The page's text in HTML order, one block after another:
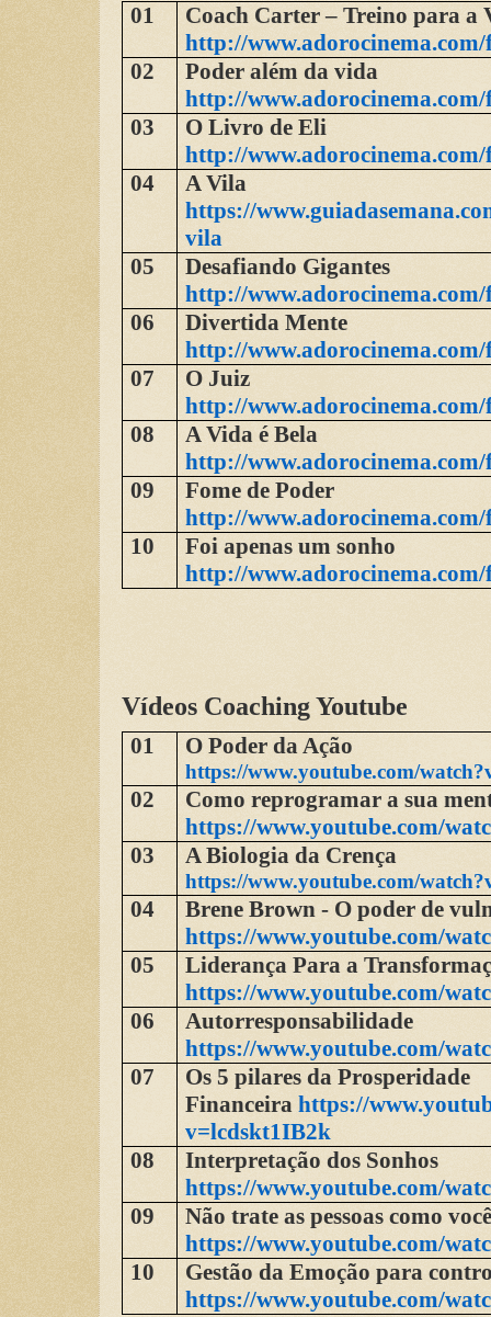
01
Coach Carter – Treino para a
http://www.adorocinema.com/
02
Poder além da vida
http://www.adorocinema.com/
03
O Livro de Eli
http://www.adorocinema.com/
04
A Vila
https://
vila
05
Desafiando Gigantes
http://www.adorocinema.com/
06
Divertida Mente
http://www.adorocinema.com/
07
O Juiz
http://www.adorocinema.com/
08
A Vida é Bela
http://www.adorocinema.com/
09
Fome de Poder
http://www.adorocinema.com/
10
Foi apenas um sonho
http://www.adorocinema.com/
Vídeos Coaching Youtube
01 O Poder da Ação
https://www.youtube.com/watch?
02
Como reprogramar a sua
https://www.youtube.com/
03
A Biologia da Crença
https://www.youtube.com/watch?
04
Brene Brown - O poder de
https://www.youtube.com/
05
Liderança Para a
https://www.youtube.com/
06
Autorresponsabilidade
https://www.youtube.com/
07
Os 5 pilares da Prosperidade
Financeirahttps://
v=lcdskt1IB2k
08
Interpretação dos Sonhos
https://www.youtube.com/
09
Não trate as pessoas como
https://www.youtube.com/
10
Gestão da Emoção para
https://www.youtube.com/